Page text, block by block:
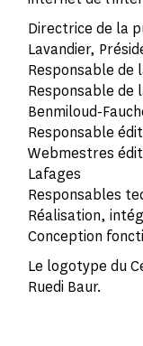
Directrice de la
Lavandier,
Responsable de
Responsable de
Benmiloud-
Responsable
Webmestres
Lafages
Responsables
Réalisation,
Conception
Le logotype du
Ruedi Baur.